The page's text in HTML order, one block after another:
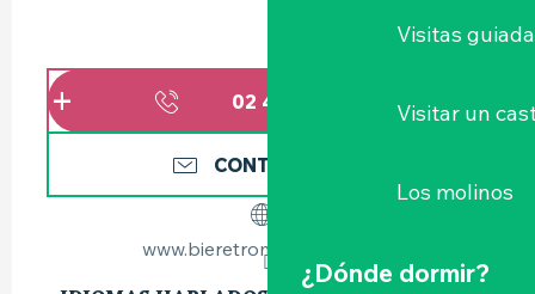
Visitas
Visitar un
Los molinos
¿Dónde dormir?
02 40 33 38
CONTÁCTENOS
www.bieretrompesouris.com